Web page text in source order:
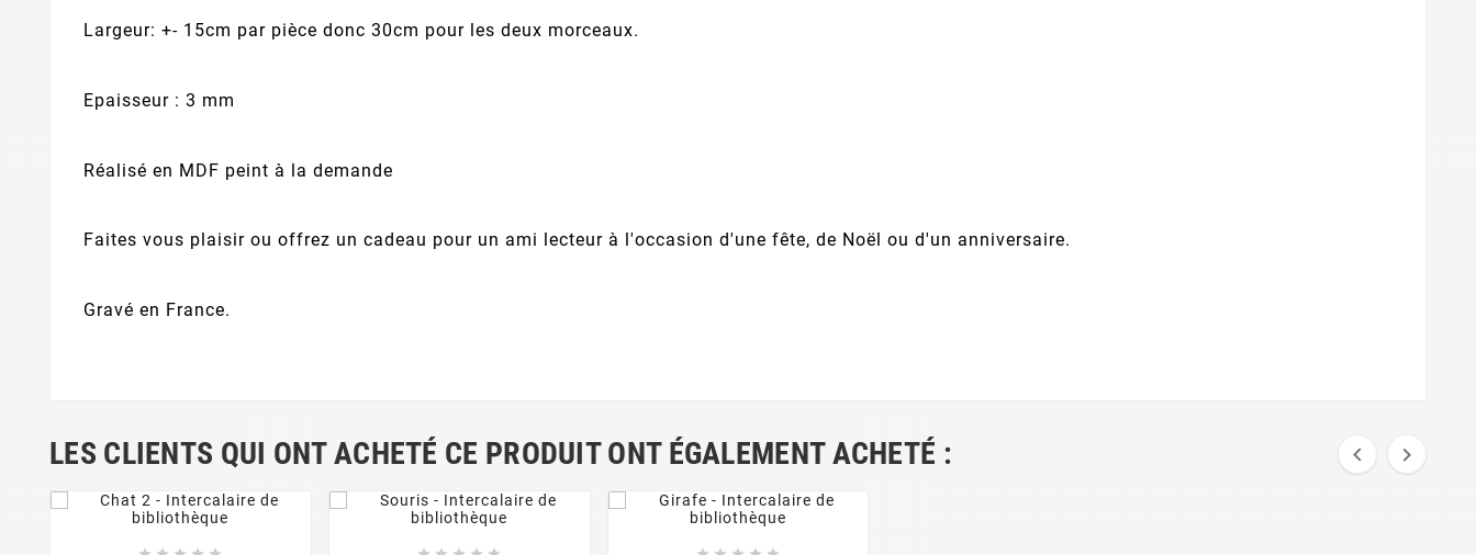
Largeur: +- 15cm par pièce donc 30cm pour les deux morceaux.
Epaisseur : 3 mm
Réalisé en MDF peint à la demande
Faites vous plaisir ou offrez un cadeau pour un ami lecteur à l'occasion d'une fête, de Noël ou d'un anniversaire.
Gravé en France.
LES CLIENTS QUI ONT ACHETÉ CE PRODUIT ONT ÉGALEMENT ACHETÉ :  